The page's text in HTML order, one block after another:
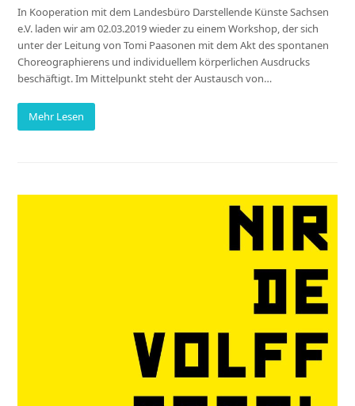
In Kooperation mit dem Landesbüro Darstellende Künste Sachsen
e.V. laden wir am 02.03.2019 wieder zu einem Workshop, der sich
unter der Leitung von Tomi Paasonen mit dem Akt des spontanen
Choreographierens und individuellem körperlichen Ausdrucks
beschäftigt. Im Mittelpunkt steht der Austausch von…
Mehr Lesen